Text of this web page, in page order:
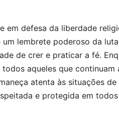
em defesa da liberdade
lembrete poderoso da
de crer e praticar a fé.
aqueles que continuam
atenta às situações
e protegida em